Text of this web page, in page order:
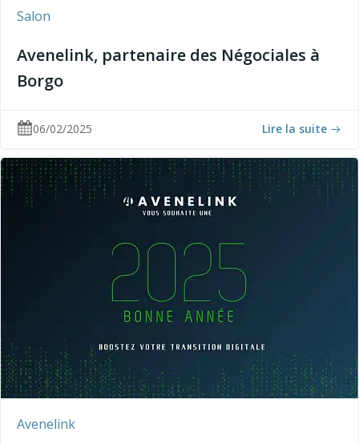
Salon
Avenelink, partenaire des Négociales à
Borgo
06/02/2025 Lire la suite
Avenelink